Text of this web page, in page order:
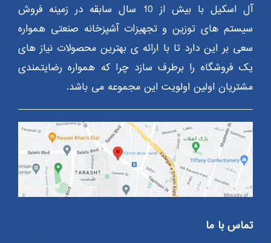
آل اسکیل با بیش از 10 سال سابقه در زمینه فروش
سیستم های توزین و تجهیزات آشپزخانه صنعتی همواره
سعی بر این دارد تا با ارائه ی بهترین محصولات نیاز های
یک فروشگاه را برطرف سازد چرا که همواره رضایتمندی
مشتریان اولین اولویت این مجموعه می باشد.
تماس با ما